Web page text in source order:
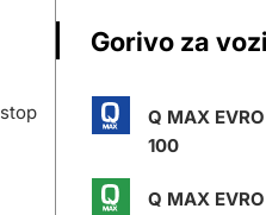
Gorivo za
Q MAX
100
Q MAX EVRO